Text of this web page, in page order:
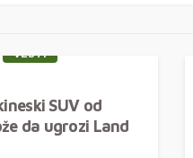
VESTI
SUV od
da ugrozi Land